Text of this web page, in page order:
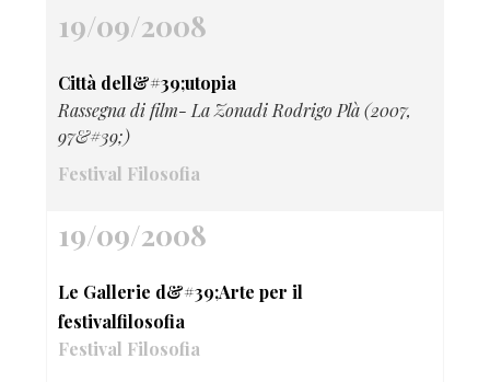
19/09/2008
Città dell&#39;utopia
Rassegna di film- La Zonadi Rodrigo Plà (2007,
97&#39;)
Festival Filosofia
19/09/2008
Le Gallerie d&#39;Arte per il
festivalfilosofia
Festival Filosofia